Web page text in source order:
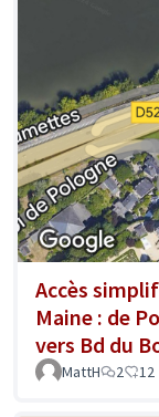
Accès
Maine : de
vers Bd du
MattH 2 12